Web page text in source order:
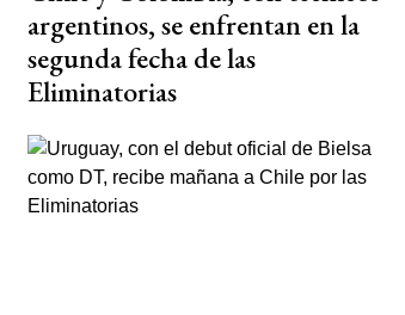
argentinos, se enfrentan en la
segunda fecha de las
Eliminatorias